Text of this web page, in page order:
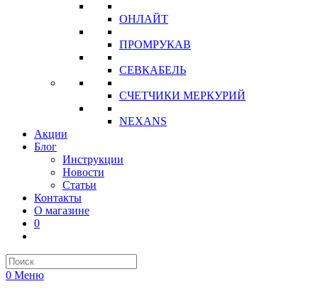
ОНЛАЙТ
ПРОМРУКАВ
СЕВКАБЕЛЬ
СЧЕТЧИКИ МЕРКУРИЙ
NEXANS
Акции
Блог
Инструкции
Новости
Статьи
Контакты
О магазине
0
0 Меню